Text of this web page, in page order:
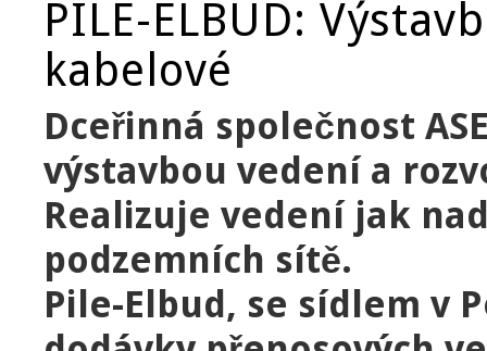
PILE-ELBUD:
kabelové
Dceřinná společnost
výstavbou vedení a
Realizuje vedení jak
podzemních sítě.
Pile-Elbud, se sídlem v